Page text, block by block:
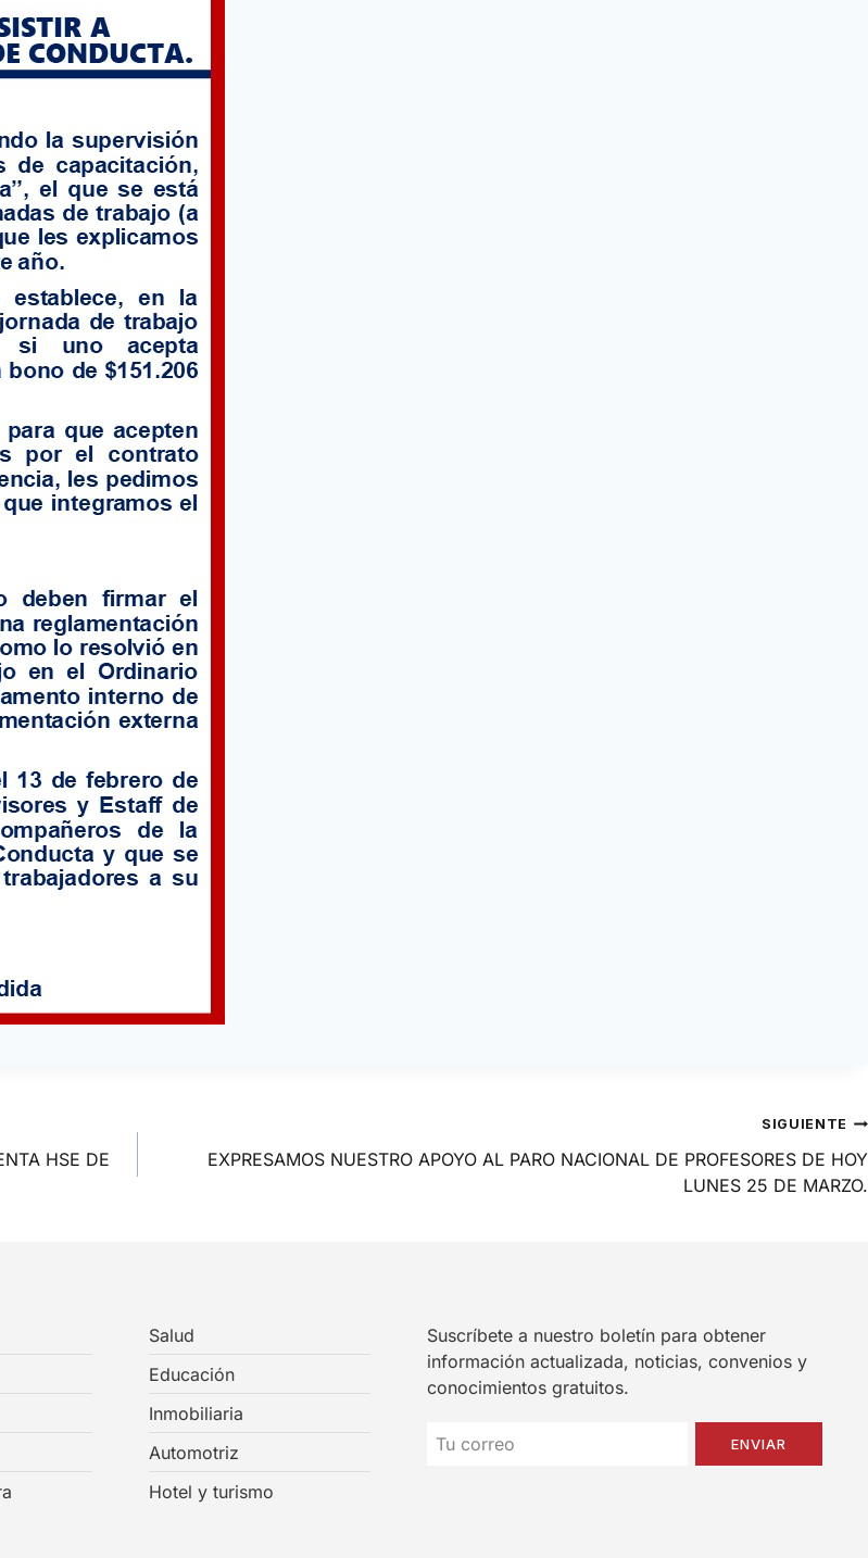
HSE DE
SIGUIENTE
EXPRESAMOS NUESTRO APOYO AL PARO NACIONAL DE PROFESORES DE HOY
LUNES 25 DE MARZO.
Salud
Educación
Inmobiliaria
Automotriz
Hotel y turismo
Suscríbete a nuestro boletín para obtener
información actualizada, noticias, convenios y
conocimientos gratuitos.
ENVIAR